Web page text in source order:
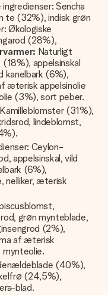
Sencha
te (32%), indisk grøn
Økologiske
(28%),
Naturligt
appelsinskal
kanelbark (6%),
æterisk appelsinolie
(3%), sort peber.
(31%),
lindeblomst,
Ceylon-
appelsinskal, vild
(6%),
nelliker, æterisk
grøn mynteblade,
(2%),
af æterisk
(40%),
(24,5%),
blad.